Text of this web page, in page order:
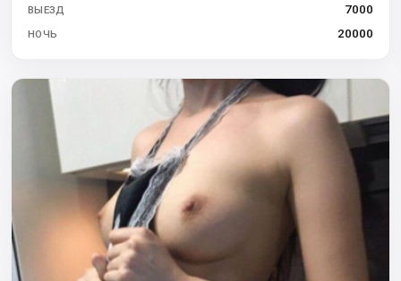
ВЫЕЗД 7000
НОЧЬ 20000